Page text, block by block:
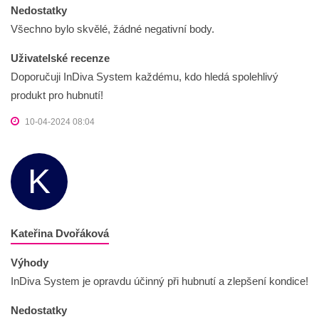
Nedostatky
Všechno bylo skvělé, žádné negativní body.
Uživatelské recenze
Doporučuji InDiva System každému, kdo hledá spolehlivý
produkt pro hubnutí!
10-04-2024 08:04
K
Kateřina Dvořáková
Výhody
InDiva System je opravdu účinný při hubnutí a zlepšení kondice!
Nedostatky